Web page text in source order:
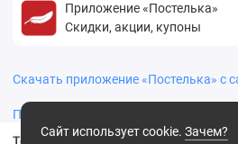
Сайт использует cookie. Зачем?
Приложение «Постелька»
Скидки, акции, купоны
Скачать приложение «Постелька» с
Политика конфиденциальности